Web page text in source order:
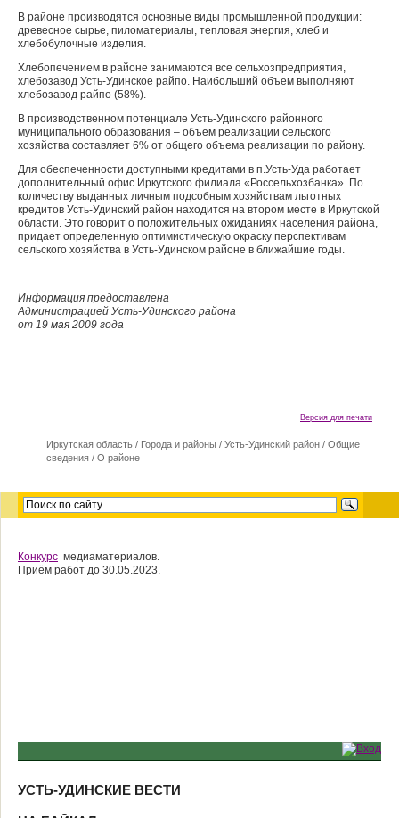
В районе производятся основные виды промышленной продукции:
древесное сырье, пиломатериалы, тепловая энергия, хлеб и
хлебобулочные изделия.
Хлебопечением в районе занимаются все сельхозпредприятия,
хлебозавод Усть-Удинское райпо. Наибольший объем выполняют
хлебозавод райпо (58%).
В производственном потенциале Усть-Удинского районного
муниципального образования – объем реализации сельского
хозяйства составляет 6% от общего объема реализации по району.
Для обеспеченности доступными кредитами в п.Усть-Уда работает
дополнительный офис Иркутского филиала «Россельхозбанка». По
количеству выданных личным подсобным хозяйствам льготных
кредитов Усть-Удинский район находится на втором месте в Иркутской
области. Это говорит о положительных ожиданиях населения района,
придает определенную оптимистическую окраску перспективам
сельского хозяйства в Усть-Удинском районе в ближайшие годы.
Информация предоставлена
Администрацией Усть-Удинского района
от 19 мая 2009 года
Версия для печати
Иркутская область / Города и районы / Усть-Удинский район / Общие
сведения / О районе
Конкурс медиаматериалов.
Приём работ до 30.05.2023.
УСТЬ-УДИНСКИЕ ВЕСТИ